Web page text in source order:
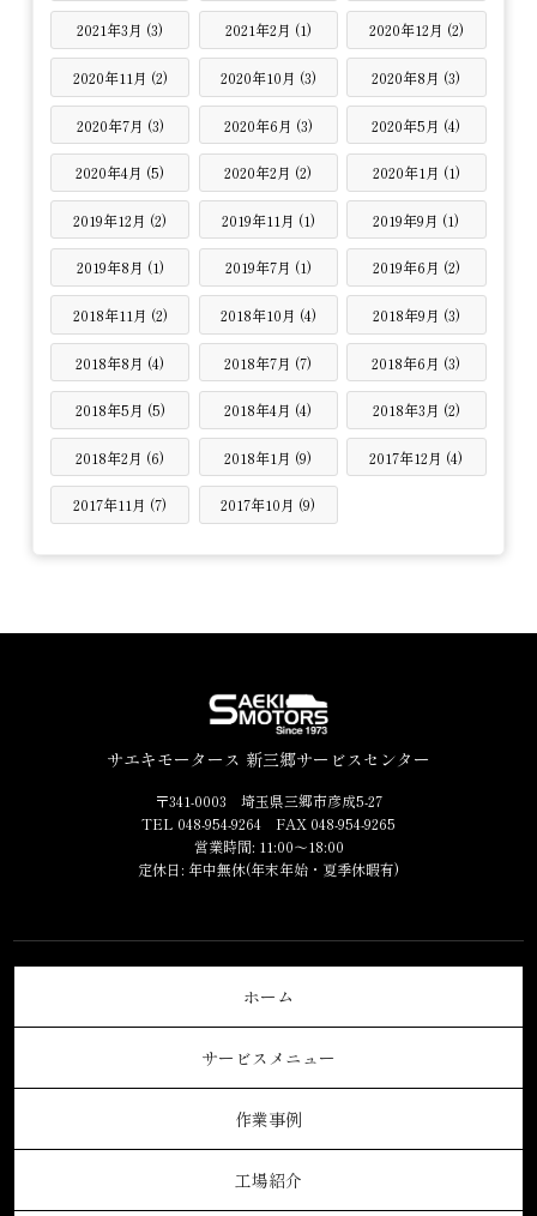
2021年3月 (3) 2021年2月 (1) 2020年12月 (2)
2020年11月 (2) 2020年10月 (3) 2020年8月 (3)
2020年7月 (3) 2020年6月 (3) 2020年5月 (4)
2020年4月 (5) 2020年2月 (2) 2020年1月 (1)
2019年12月 (2) 2019年11月 (1) 2019年9月 (1)
2019年8月 (1) 2019年7月 (1) 2019年6月 (2)
2018年11月 (2) 2018年10月 (4) 2018年9月 (3)
2018年8月 (4) 2018年7月 (7) 2018年6月 (3)
2018年5月 (5) 2018年4月 (4) 2018年3月 (2)
2018年2月 (6) 2018年1月 (9) 2017年12月 (4)
2017年11月 (7) 2017年10月 (9)
サエキモータース 新三郷サービスセンター
〒341-0003 埼玉県三郷市彦成5-27
TEL 048-954-9264 FAX 048-954-9265
営業時間: 11:00～18:00
定休日: 年中無休(年末年始・夏季休暇有)
ホーム
サービスメニュー
作業事例
工場紹介